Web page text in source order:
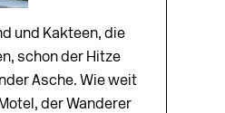
und Kakteen, die
schon der Hitze
Asche. Wie weit
der Wanderer